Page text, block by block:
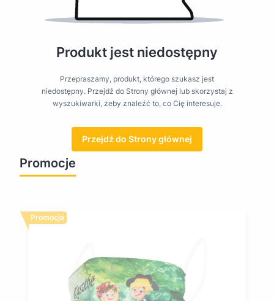
Produkt jest niedostępny
Przepraszamy, produkt, którego szukasz jest
niedostępny. Przejdź do Strony głównej lub skorzystaj z
wyszukiwarki, żeby znaleźć to, co Cię interesuje.
Przejdź do Strony głównej
Promocje
Promocja